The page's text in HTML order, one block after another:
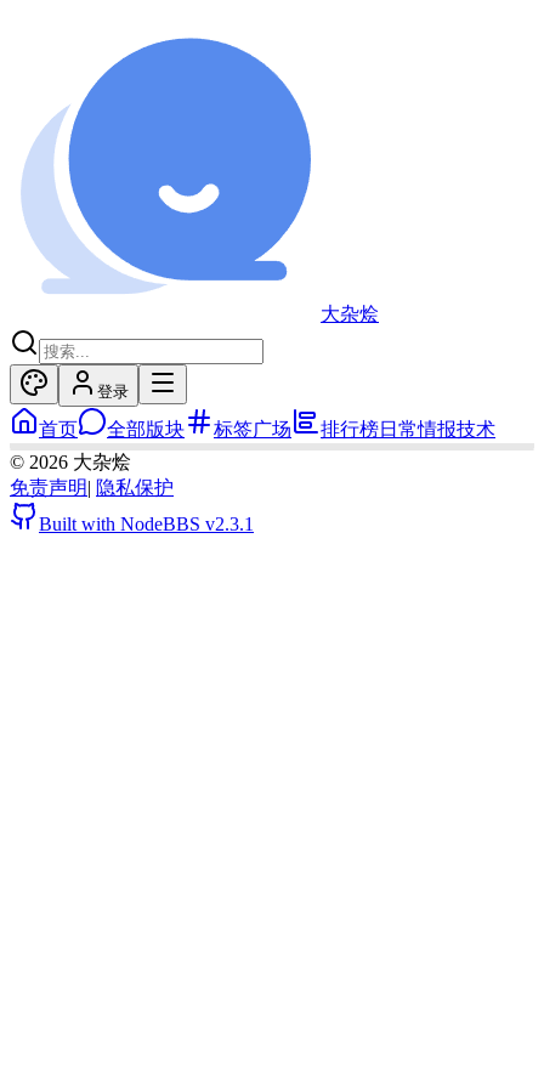
大杂烩
登录
首页 全部版块 标签广场 排行榜日常情报技术
© 2026 大杂烩
免责声明| 隐私保护
Built with NodeBBS v2.3.1